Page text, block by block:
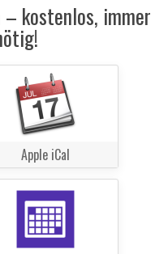
– kostenlos, immer
Apple iCal